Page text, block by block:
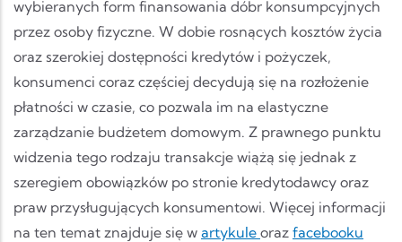
wybieranych form finansowania dóbr konsumpcyjnych
przez osoby fizyczne. W dobie rosnących kosztów życia
oraz szerokiej dostępności kredytów i pożyczek,
konsumenci coraz częściej decydują się na rozłożenie
płatności w czasie, co pozwala im na elastyczne
zarządzanie budżetem domowym. Z prawnego punktu
widzenia tego rodzaju transakcje wiążą się jednak z
szeregiem obowiązków po stronie kredytodawcy oraz
praw przysługujących konsumentowi. Więcej informacji
na ten temat znajduje się w artykule oraz facebooku